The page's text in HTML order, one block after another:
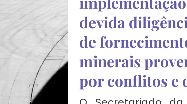
devida
de
minerais
por conflitos e